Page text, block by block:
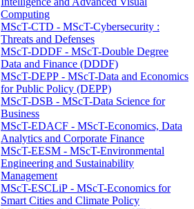
Computing
MScT-CTD - MScT-Cybersecurity :
Threats and Defenses
MScT-DDDF - MScT-Double Degree
Data and Finance (DDDF)
MScT-DEPP - MScT-Data and Economics
for Public Policy (DEPP)
MScT-DSB - MScT-Data Science for
Business
MScT-EDACF - MScT-Economics, Data
Analytics and Corporate Finance
MScT-EESM - MScT-Environmental
Engineering and Sustainability
Management
MScT-ESCLiP - MScT-Economics for
Smart Cities and Climate Policy